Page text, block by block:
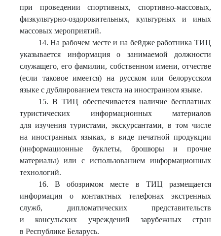
при проведении спортивных, спортивно-массовых,
физкультурно-оздоровительных, культурных и иных
массовых мероприятий.
14. На рабочем месте и на бейдже работника ТИЦ
указывается информация о занимаемой должности
служащего, его фамилии, собственном имени, отчестве
(если таковое имеется) на русском или белорусском
языке с дублированием текста на иностранном языке.
15. В ТИЦ обеспечивается наличие бесплатных
туристических информационных материалов
для изучения туристами, экскурсантами, в том числе
на иностранных языках, в виде печатной продукции
(информационные буклеты, брошюры и прочие
материалы) или с использованием информационных
технологий.
16. В обозримом месте в ТИЦ размещается
информация о контактных телефонах экстренных
служб, дипломатических представительств
и консульских учреждений зарубежных стран
в Республике Беларусь.